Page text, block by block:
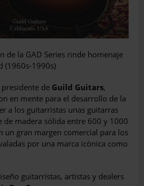
de la GAD Series rinde homenaje
(1960s-1990s)
presidente de Guild Guitars,
en mente para el desarrollo de la
a los guitarristas unas guitarras
de madera sólida entre 600 y 1000
un gran margen comercial para los
por una marca icónica como
guitarristas, artistas y dealers